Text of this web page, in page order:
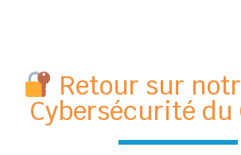
Retour sur
Cybersécurité du